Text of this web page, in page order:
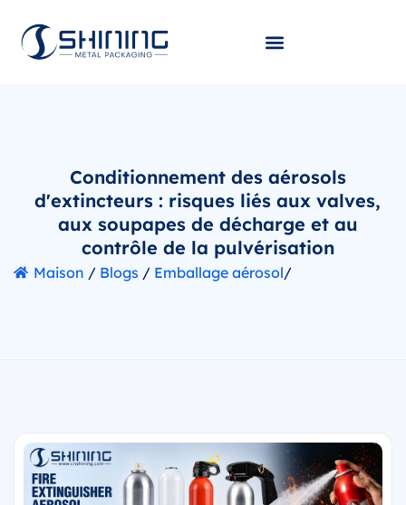
Conditionnement des aérosols
d'extincteurs : risques liés aux valves,
aux soupapes de décharge et au
contrôle de la pulvérisation
Maison / Blogs / Emballage aérosol/